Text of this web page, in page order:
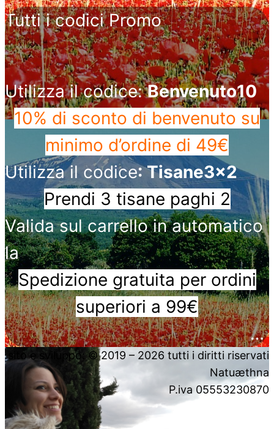
Tutti i codici Promo
Utilizza il codice:Benvenuto10
10% di sconto di benvenuto su
minimo d’ordine di 49€
Utilizza il codice: Tisane3x2
Prendi 3 tisane paghi 2
Valida sul carrello in automatico
la
Spedizione gratuita per ordini
superiori a 99€
….
sito e sviluppo: © 2019 – 2026 tutti i diritti riservati
Natuæthna
P.iva 05553230870